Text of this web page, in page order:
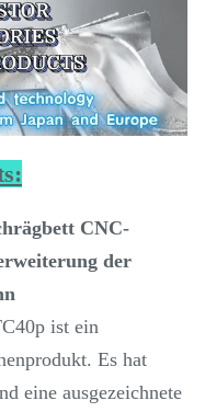
CNC-
der
ist ein
Es hat
eine ausgezeichnete